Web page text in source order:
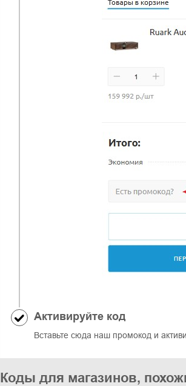
Активируйте код
Вставьте сюда наш промокод и
Коды для магазинов,